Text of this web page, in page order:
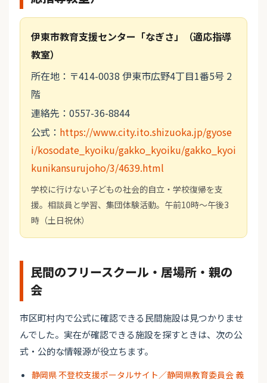
伊東市教育支援センター「なぎさ」（適応指導
教室）
所在地：〒414-0038 伊東市広野4丁目1番5号 2
階
連絡先：0557-36-8844
公式： https://www.city.ito.shizuoka.jp/gyose
i/kosodate_kyoiku/gakko_kyoiku/gakko_kyoi
kunikansurujoho/3/4639.html
学校に行けない子どもの社会的自立・学校復帰を支
援。相談員と学習、集団体験活動。午前10時～午後3
時（土日祝休）
民間のフリースクール・居場所・親の
会
市区町村内で公式に確認できる民間施設は見つかりませ
んでした。実在が確認できる施設を探すときは、次の公
式・公的な情報源が役立ちます。
静岡県 不登校支援ポータルサイト／静岡県教育委員会 義